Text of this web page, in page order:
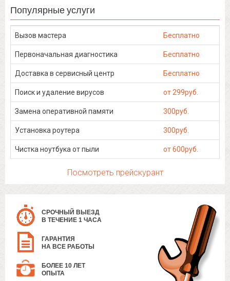
Популярные услуги
Вызов мастера Бесплатно
Первоначальная диагностика Бесплатно
Доставка в сервисный центр Бесплатно
Поиск и удаление вирусов от 299руб.
Замена оперативной памяти 300руб.
Установка роутера 300руб.
Чистка ноутбука от пыли от 600руб.
Посмотреть прейскурант
СРОЧНЫЙ ВЫЕЗД
В ТЕЧЕНИЕ 1 ЧАСА
ГАРАНТИЯ
НА ВСЕ РАБОТЫ
БОЛЕЕ 10 ЛЕТ
ОПЫТА